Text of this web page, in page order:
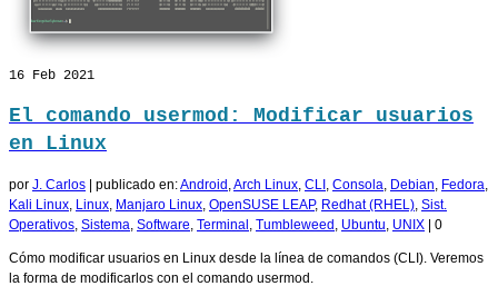
16 Feb 2021
El comando usermod: Modificar usuarios
en Linux
por J. Carlos | publicado en:Android Arch Linux CLI Consola Debian Fedora
Kali Linux Linux Manjaro Linux OpenSUSE LEAP, Redhat (RHEL) Sist.
Operativos Sistema Software Terminal Tumbleweed Ubuntu UNIX | 0
Cómo modificar usuarios en Linux desde la línea de comandos (CLI). Veremos
la forma de modificarlos con el comando usermod.